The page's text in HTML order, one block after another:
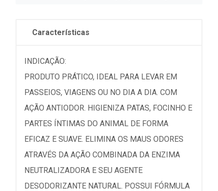
Características
INDICAÇÃO:
PRODUTO PRÁTICO, IDEAL PARA LEVAR EM
PASSEIOS, VIAGENS OU NO DIA A DIA. COM
AÇÃO ANTIODOR. HIGIENIZA PATAS, FOCINHO E
PARTES ÍNTIMAS DO ANIMAL DE FORMA
EFICAZ E SUAVE. ELIMINA OS MAUS ODORES
ATRAVÉS DA AÇÃO COMBINADA DA ENZIMA
NEUTRALIZADORA E SEU AGENTE
DESODORIZANTE NATURAL. POSSUI FÓRMULA